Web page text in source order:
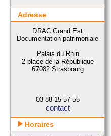
Adresse
DRAC Grand Est
Documentation patrimoniale
Palais du Rhin
2 place de la République
67082 Strasbourg
03 88 15 57 55
contact
Horaires